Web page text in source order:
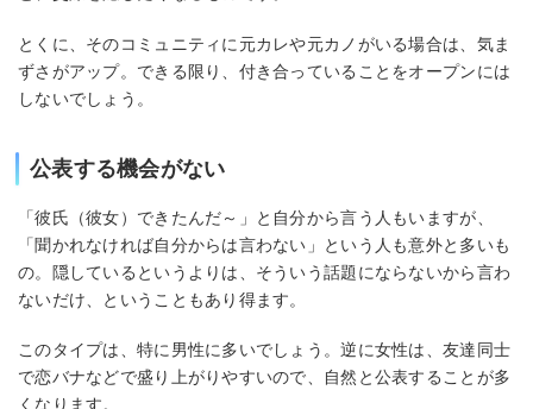
とくに、そのコミュニティに元カレや元カノがいる場合は、気ま
ずさがアップ。できる限り、付き合っていることをオープンには
しないでしょう。
公表する機会がない
「彼氏（彼女）できたんだ～」と自分から言う人もいますが、
「聞かれなければ自分からは言わない」という人も意外と多いも
の。隠しているというよりは、そういう話題にならないから言わ
ないだけ、ということもあり得ます。
このタイプは、特に男性に多いでしょう。逆に女性は、友達同士
で恋バナなどで盛り上がりやすいので、自然と公表することが多
くなります。